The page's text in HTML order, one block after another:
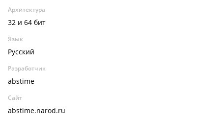
Архитектура
32 и 64 бит
Язык
Русский
Разработчик
abstime
Сайт
abstime.narod.ru